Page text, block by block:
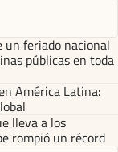
un feriado nacional
públicas en toda
América Latina:
lleva a los
rompió un récord